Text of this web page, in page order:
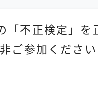
「不正検定」を
ご参加ください